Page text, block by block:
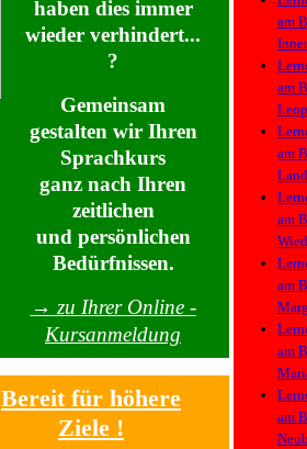
haben dies immer
wieder verhindert...
?
Gemeinsam
gestalten wir Ihren
Sprachkurs
ganz nach Ihren
zeitlichen
und persönlichen
Bedürfnissen.
→ zu Ihrer Online -
Kursanmeldung
Bereit für höhere
Ziele !
am
Lern
am
Lern
am
Lern
am
Lern
am
Lern
am
Lern
am